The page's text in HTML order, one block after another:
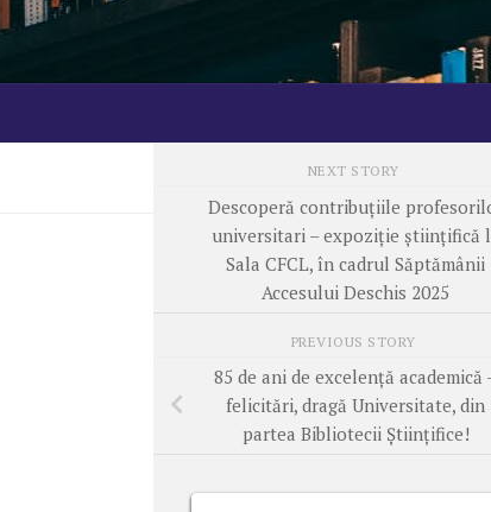
NEXT STORY
Descoperă contribuțiile
universitari – expoziție științifică
Sala CFCL, în cadrul Săptămânii
Accesului Deschis 2025
PREVIOUS STORY
85 de ani de excelență academică
felicitări, dragă Universitate, din
partea Bibliotecii Științifice!